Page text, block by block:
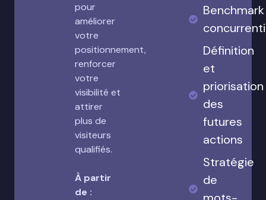
pour
améliorer
votre
positionnement,
renforcer
votre
visibilité et
attirer
plus de
visiteurs
qualifiés.
À partir
de :
Benchmark
Définition
et
priorisation
des
futures
actions
Stratégie
de